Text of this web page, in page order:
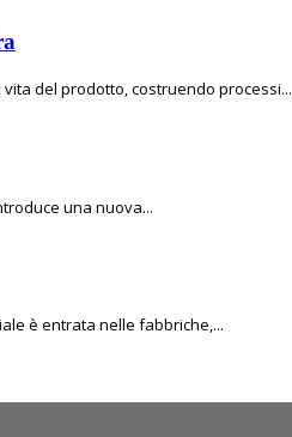
del prodotto, costruendo processi...
una nuova...
è entrata nelle fabbriche,...